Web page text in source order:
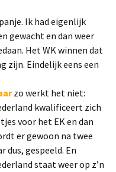
Ik had eigenlijk
gewacht en dan weer
Het WK winnen dat
zijn. Eindelijk eens een
zo werkt het niet:
kwalificeert zich
voor het EK en dan
er gewoon na twee
dus, gespeeld. En
staat weer op z’n